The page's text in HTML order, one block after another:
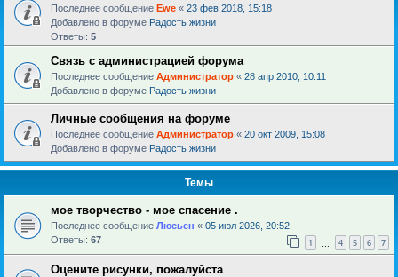
Последнее сообщение Ewe « 23 фев 2018, 15:18
Добавлено в форуме Радость жизни
Ответы: 5
Связь с администрацией форума
Последнее сообщение Администратор « 28 апр 2010, 10:11
Добавлено в форуме Радость жизни
Личные сообщения на форуме
Последнее сообщение Администратор « 20 окт 2009, 15:08
Добавлено в форуме Радость жизни
Темы
мое творчество - мое спасение .
Последнее сообщение Люсьен « 05 июл 2026, 20:52
Ответы: 67 1 4 5 6 7
Оцените рисунки, пожалуйста